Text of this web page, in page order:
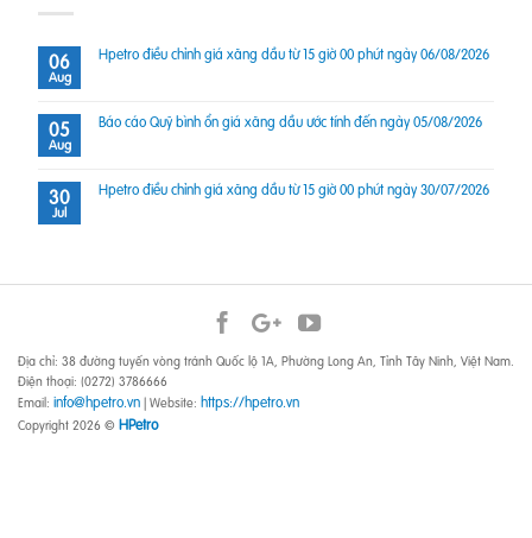
06
Aug
Hpetro điều chỉnh giá xăng dầu từ 15 giờ 00 phút ngày 06/08/2026
05
Aug
Báo cáo Quỹ bình ổn giá xăng dầu ước tính đến ngày 05/08/2026
30
Jul
Hpetro điều chỉnh giá xăng dầu từ 15 giờ 00 phút ngày 30/07/2026
Địa chỉ: 38 đường tuyến vòng tránh Quốc lộ 1A, Phường Long An, Tỉnh Tây Ninh, Việt Nam.
Điện thoại: (0272) 3786666
Email: info@hpetro.vn | Website: https://hpetro.vn
Copyright 2026 © HPetro